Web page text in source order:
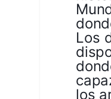
Los
los